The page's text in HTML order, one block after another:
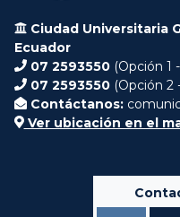
Ciudad Universitaria
Ecuador
07 2593550 (Opción 1
07 2593550 (Opción 2
Contáctanos:
Ver ubicación en el